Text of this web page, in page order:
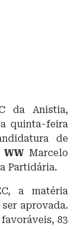
da Anistia,
quinta-feira
de
WW Marcelo
Partidária.
a matéria
aprovada.
83